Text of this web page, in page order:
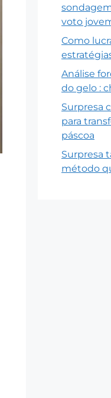
voto
Como
Análise
do gelo :
Surpresa
para
páscoa
Surpresa
método